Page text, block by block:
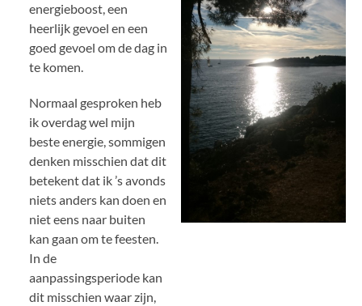
energieboost, een
heerlijk gevoel en een
goed gevoel om de dag in
te komen.
Normaal gesproken heb
ik overdag wel mijn
beste energie, sommigen
denken misschien dat dit
betekent dat ik ’s avonds
niets anders kan doen en
niet eens naar buiten
kan gaan om te feesten.
In de
aanpassingsperiode kan
dit misschien waar zijn,